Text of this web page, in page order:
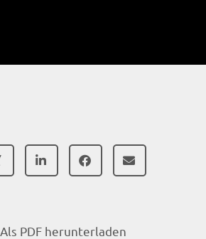
Als PDF herunterladen